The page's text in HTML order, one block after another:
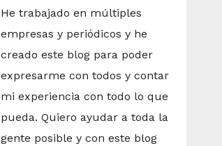
He trabajado en múltiples
empresas y periódicos y he
creado este blog para poder
expresarme con todos y contar
mi experiencia con todo lo que
pueda. Quiero ayudar a toda la
gente posible y con este blog